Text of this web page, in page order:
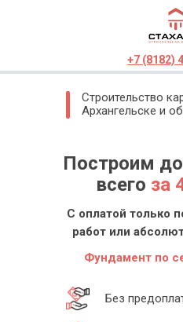
+7 (8182)
Построим
всего за
Фундамент по
С оплатой только
работ или
Без
Строительство
Архангельске и